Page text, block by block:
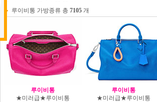
루이비통 가방종류 총 7105 개
루이비통
★미러급★루이비통
루이비통
★미러급★루이비통